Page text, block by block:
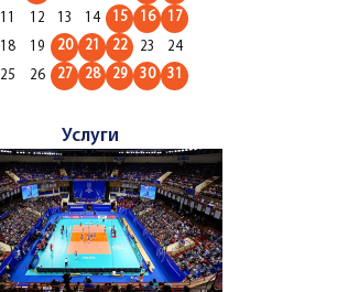
12 13 14 15 16 17
18 19 20 21 22 23
24
25
26 27 28 29 30 31
Услуги